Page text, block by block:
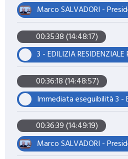
Marco SALVADORI -
00:35:38 (14:48:17)
00:36:18 (14:48:57)
00:36:39 (14:49:19)
Marco SALVADORI -